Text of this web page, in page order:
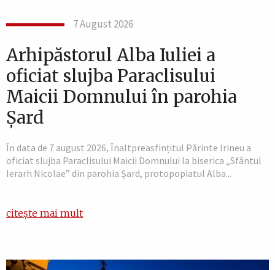
7 August 2026
Arhipăstorul Alba Iuliei a
oficiat slujba Paraclisului
Maicii Domnului în parohia
Șard
În data de 7 august 2026, Înaltpreasfințitul Părinte Irineu a
oficiat slujba Paraclisului Maicii Domnului la biserica „Sfântul
Ierarh Nicolae” din parohia Șard, protopopiatul Alba...
citește mai mult